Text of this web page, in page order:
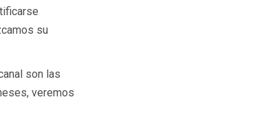
su
son las
veremos